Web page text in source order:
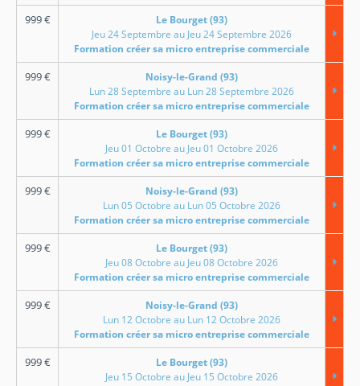
999€
Le Bourget (93)
Jeu 24 Septembre au Jeu 24 Septembre 2026
Formation créer sa micro entreprise commerciale
999€
Noisy-le-Grand (93)
Lun 28 Septembre au Lun 28 Septembre 2026
Formation créer sa micro entreprise commerciale
999€
Le Bourget (93)
Jeu 01 Octobre au Jeu 01 Octobre 2026
Formation créer sa micro entreprise commerciale
999€
Noisy-le-Grand (93)
Lun 05 Octobre au Lun 05 Octobre 2026
Formation créer sa micro entreprise commerciale
999€
Le Bourget (93)
Jeu 08 Octobre au Jeu 08 Octobre 2026
Formation créer sa micro entreprise commerciale
999€
Noisy-le-Grand (93)
Lun 12 Octobre au Lun 12 Octobre 2026
Formation créer sa micro entreprise commerciale
999€
Le Bourget (93)
Jeu 15 Octobre au Jeu 15 Octobre 2026